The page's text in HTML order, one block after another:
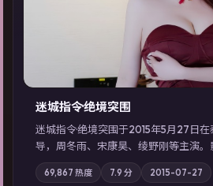
迷城指令·绝境突围
迷城指令·绝境突围于2015年5月27日
导，周冬雨、宋康昊、绫野刚等主演。
记忆碎片重组后，主角发现自己从未活
配乐强化地域气质；站内亦可通过「国
69,867 热度 7.9 分 2015-07-27